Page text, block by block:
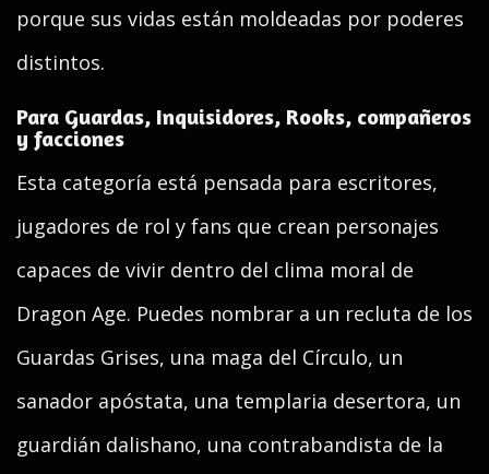
porque sus vidas están moldeadas por poderes
distintos.
Para Guardas, Inquisidores, Rooks, compañeros
y facciones
Esta categoría está pensada para escritores,
jugadores de rol y fans que crean personajes
capaces de vivir dentro del clima moral de
Dragon Age. Puedes nombrar a un recluta de los
Guardas Grises, una maga del Círculo, un
sanador apóstata, una templaria desertora, un
guardián dalishano, una contrabandista de la